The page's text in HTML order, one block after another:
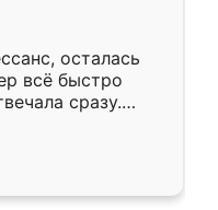
осталась
всё быстро
сразу.
подошёл к
Собрали
даже